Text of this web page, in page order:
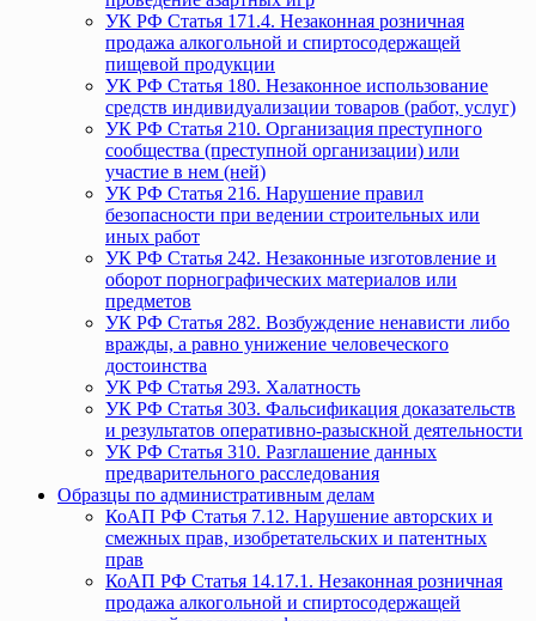
УК РФ Статья 171.4. Незаконная розничная
продажа алкогольной и спиртосодержащей
пищевой продукции
УК РФ Статья 180. Незаконное использование
средств индивидуализации товаров (работ, услуг)
УК РФ Статья 210. Организация преступного
сообщества (преступной организации) или
участие в нем (ней)
УК РФ Статья 216. Нарушение правил
безопасности при ведении строительных или
иных работ
УК РФ Статья 242. Незаконные изготовление и
оборот порнографических материалов или
предметов
УК РФ Статья 282. Возбуждение ненависти либо
вражды, а равно унижение человеческого
достоинства
УК РФ Статья 293. Халатность
УК РФ Статья 303. Фальсификация доказательств
и результатов оперативно-разыскной деятельности
УК РФ Статья 310. Разглашение данных
предварительного расследования
Образцы по административным делам
КоАП РФ Статья 7.12. Нарушение авторских и
смежных прав, изобретательских и патентных
прав
КоАП РФ Статья 14.17.1. Незаконная розничная
продажа алкогольной и спиртосодержащей